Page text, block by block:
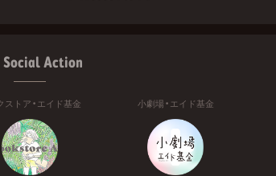
Social Action
ストア・エイド基金 小劇場・エイド基金